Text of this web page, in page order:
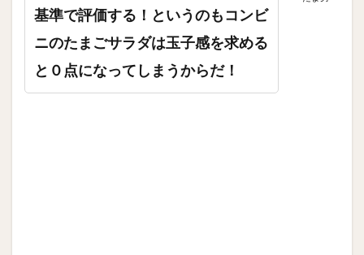
基準で評価する！というのもコンビ
ニのたまごサラダは玉子感を求める
と０点になってしまうからだ！